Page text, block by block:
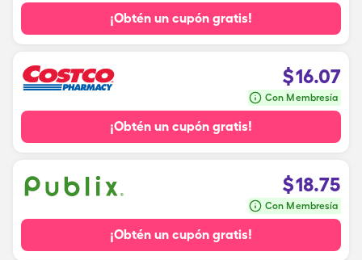
¡Obtén un cupón gratis!
$16.07
Con Membresía
¡Obtén un cupón gratis!
$18.75
Con Membresía
¡Obtén un cupón gratis!